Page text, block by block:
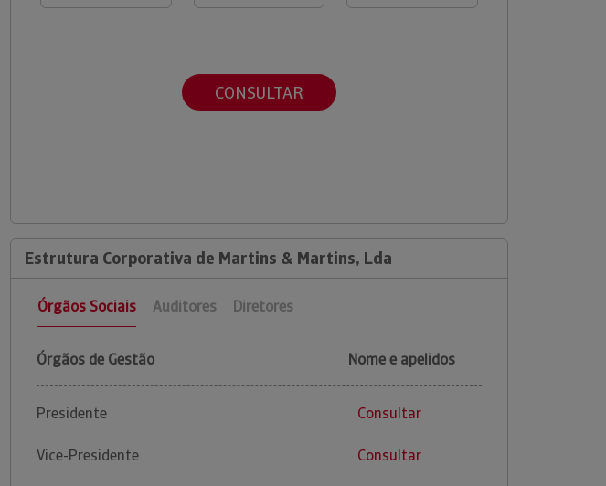
CONSULTAR
Estrutura Corporativa de Martins & Martins, Lda
Órgãos Sociais Auditores Diretores
Órgãos de Gestão Nome e apelidos
Presidente Consultar
Vice-Presidente Consultar